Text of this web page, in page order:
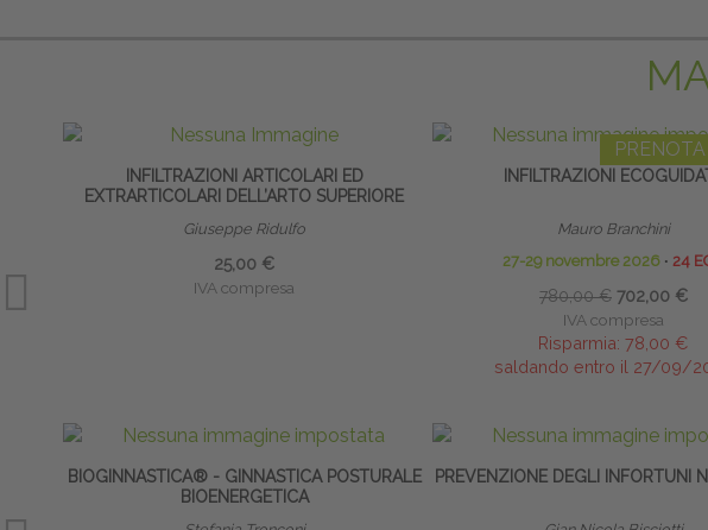
INFILTRAZIONI ARTICOLARI ED
EXTRARTICOLARI DELL’ARTO SUPERIORE
Giuseppe Ridulfo
25,00 €
IVA compresa
INFILTRAZIONI
Mauro Branchini
27-29 novembre 2026 ∙ 24
780,00 € 702,00 €
IVA compresa
Risparmia: 78,00 €
saldando entro il 27/09/
BIOGINNASTICA® - GINNASTICA POSTURALE
BIOENERGETICA
PREVENZIONE DEGLI INFORTUNI